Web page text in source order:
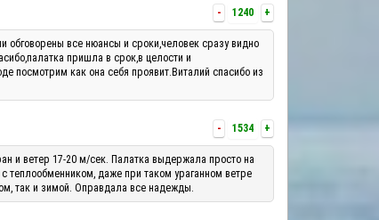
- 1240 +
обговорены все нюансы и сроки,человек сразу видно
пришла в срок,в целости и
посмотрим как она себя проявит.Виталий спасибо из
- 1534 +
и ветер 17-20 м/сек. Палатка выдержала просто на
теплообменником, даже при таком ураганном ветре
так и зимой. Оправдала все надежды.